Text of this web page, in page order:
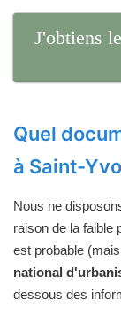
J'obtiens
Quel
à Saint-
Nous ne
raison de la faible
est probable
national
dessous des